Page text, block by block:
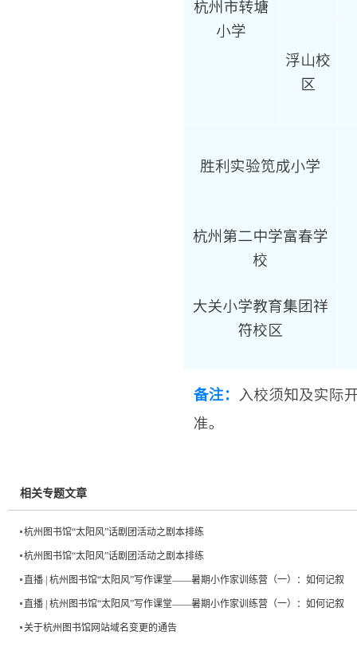
相关专题文章
杭州图书馆“太阳风”话剧团活动之剧本排练
杭州图书馆“太阳风”话剧团活动之剧本排练
直播 | 杭州图书馆“太阳风”写作课堂——暑期小作家训练营（一）：如何记叙
直播 | 杭州图书馆“太阳风”写作课堂——暑期小作家训练营（一）：如何记叙
关于杭州图书馆网站域名变更的通告